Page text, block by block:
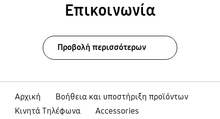
Επικοινωνία
Προβολή περισσότερων
Αρχική
Βοήθεια και υποστήριξη προϊόντων
Κινητά Τηλέφωνα
Accessories